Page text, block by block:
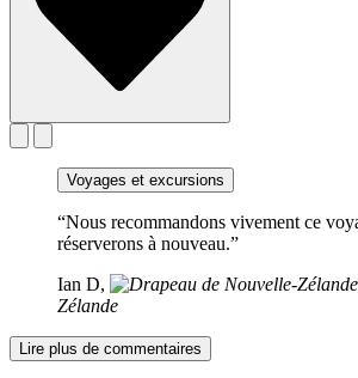
Voyages et excursions
“Nous recommandons vivement ce
réserverons à nouveau.”
Ian D,
Zélande
Lire plus de commentaires